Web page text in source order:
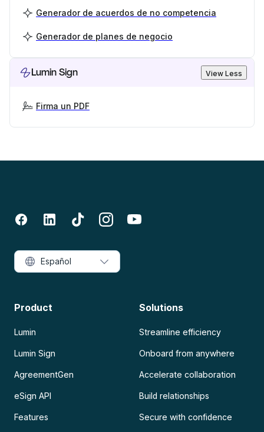
Generador de acuerdos de no competencia
Generador de planes de negocio
Lumin Sign View Less
Firma un PDF
Product
Lumin
Lumin Sign
AgreementGen
eSign API
Features
Solutions
Streamline efficiency
Onboard from anywhere
Accelerate collaboration
Build relationships
Secure with confidence
Español